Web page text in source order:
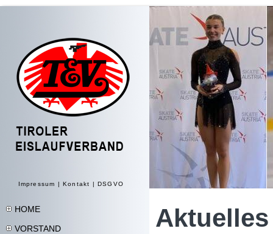
Impressum | Kontakt | DSGVO
HOME
VORSTAND
Aktuelles